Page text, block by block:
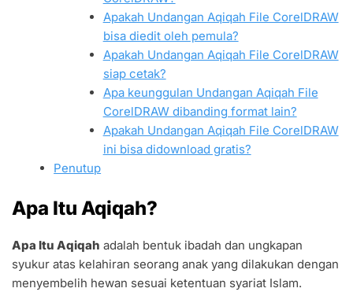
Apakah Undangan Aqiqah File CorelDRAW
bisa diedit oleh pemula?
Apakah Undangan Aqiqah File CorelDRAW
siap cetak?
Apa keunggulan Undangan Aqiqah File
CorelDRAW dibanding format lain?
Apakah Undangan Aqiqah File CorelDRAW
ini bisa didownload gratis?
Penutup
Apa Itu Aqiqah?
Apa Itu Aqiqah adalah bentuk ibadah dan ungkapan
syukur atas kelahiran seorang anak yang dilakukan dengan
menyembelih hewan sesuai ketentuan syariat Islam.